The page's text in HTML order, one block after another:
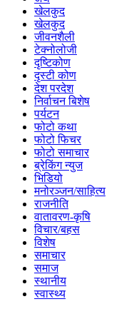
खेलकुद
खेलकुद
जीवनशैली
टेक्नोलोजी
दृष्टिकोण
दृस्टी कोण
देश परदेश
निर्वाचन बिशेष
पर्यटन
फोटो कथा
फोटो फिचर
फोटो समाचार
ब्रेकिंग न्युज
भिडियो
मनोरञ्जन/साहित्य
राजनीति
वातावरण-कृषि
विचार/बहस
विशेष
समाचार
समाज
स्थानीय
स्वास्थ्य